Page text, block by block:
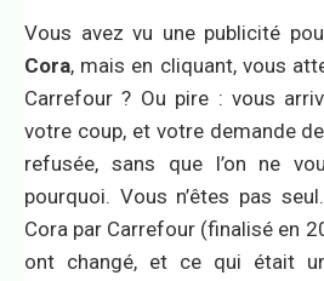
Vous avez vu une publicité
Cora, mais en cliquant, vous
Carrefour ? Ou pire : vous
votre coup, et votre demande
refusée, sans que l’on ne
pourquoi. Vous n’êtes pas
Cora par Carrefour (finalisé en
ont changé, et ce qui était